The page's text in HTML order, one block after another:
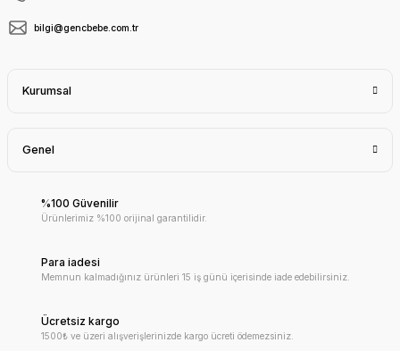
bilgi@gencbebe.com.tr
Kurumsal
Genel
%100 Güvenilir
Ürünlerimiz %100 orijinal garantilidir.
Para iadesi
Memnun kalmadığınız ürünleri 15 iş günü içerisinde iade edebilirsiniz.
Ücretsiz kargo
1500₺ ve üzeri alışverişlerinizde kargo ücreti ödemezsiniz.